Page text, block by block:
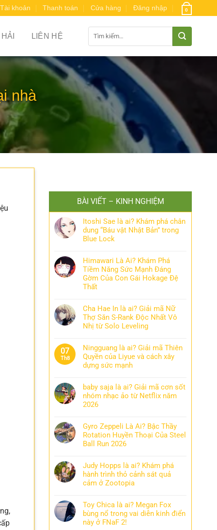
Tài khoản Thanh toán Cửa hàng Đăng nhập 0
LIÊN HỆ
kiếm:
nhà
BÀI VIẾT – KINH NGHIỆM
Itoshi Sae là ai? Khám phá chân
dung “Báu vật Nhật Bản” trong
Blue Lock
Himawari Là Ai? Khám Phá
Tiềm Năng Sức Mạnh Đáng
Gờm Của Con Gái Hokage Đệ
Thất
Cha Hae In là ai? Giải mã Nữ
Thợ Săn S-Rank Độc Nhất Vô
Nhị từ Solo Leveling
07
Th8
Ningguang là ai? Giải mã Thiên
Quyền của Liyue và cách xây
dựng sức mạnh
baby saja là ai? Giải mã cơn sốt
nhóm nhạc ảo từ Netflix năm
2026
Gyro Zeppeli Là Ai? Bậc Thầy
Rotation Huyền Thoại Của Steel
Ball Run 2026
Judy Hopps là ai? Khám phá
hành trình thỏ cảnh sát quả
cảm ở Zootopia
Toy Chica là ai? Megan Fox
bùng nổ trong vai diễn kinh điển
này ở FNaF 2!